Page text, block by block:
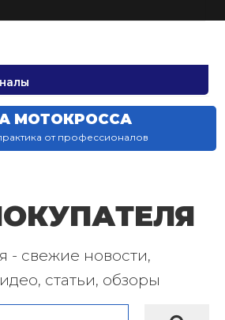
МОТОКРОССА
от профессионалов
- свежие новости,
статьи, обзоры